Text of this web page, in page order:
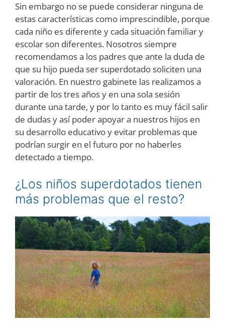
Sin embargo no se puede considerar ninguna de
estas características como imprescindible, porque
cada niño es diferente y cada situación familiar y
escolar son diferentes. Nosotros siempre
recomendamos a los padres que ante la duda de
que su hijo pueda ser superdotado soliciten una
valoración. En nuestro gabinete las realizamos a
partir de los tres años y en una sola sesión
durante una tarde, y por lo tanto es muy fácil salir
de dudas y así poder apoyar a nuestros hijos en
su desarrollo educativo y evitar problemas que
podrían surgir en el futuro por no haberles
detectado a tiempo.
¿Los niños superdotados tienen
más problemas que el resto?